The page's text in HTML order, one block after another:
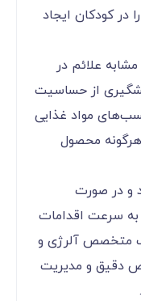
در کودکان ایجاد
علائم در
از حساسیت
مواد غذایی
محصول
و در صورت
سرعت اقدامات
متخصص آلرژی و
دقیق و مدیریت